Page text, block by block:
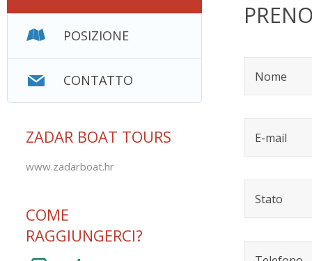
POSIZIONE
CONTATTO
ZADAR BOAT TOURS
www.zadarboat.hr
COME
RAGGIUNGERCI?